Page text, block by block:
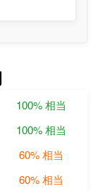
100% 相当
100% 相当
60% 相当
60% 相当